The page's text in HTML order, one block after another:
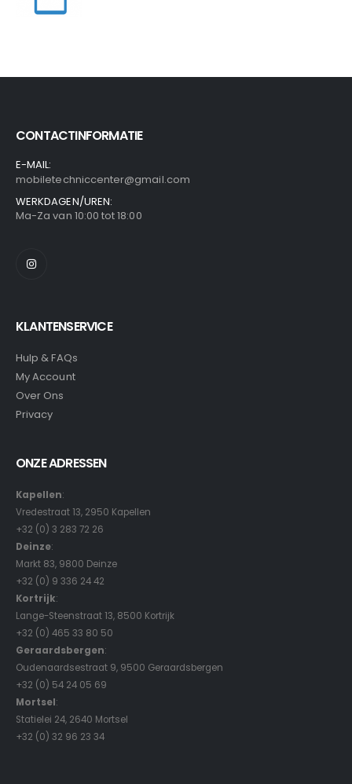
CONTACTINFORMATIE
E-MAIL:
mobiletechniccenter@gmail.com
WERKDAGEN/UREN:
Ma-Za van 10:00 tot 18:00
KLANTENSERVICE
Hulp & FAQs
My Account
Over Ons
Privacy
ONZE ADRESSEN
Kapellen:
Vredestraat 13, 2950 Kapellen
+32 (0) 3 283 72 26
Deinze:
Markt 83, 9800 Deinze
+32 (0) 9 336 24 42
Kortrijk:
Lange-Steenstraat 13, 8500 Kortrijk
+32 (0) 465 33 80 50
Geraardsbergen:
Oudenaardsestraat 9, 9500 Geraardsbergen
+32 (0) 54 24 05 69
Mortsel:
Statielei 24, 2640 Mortsel
+32 (0) 32 96 23 34